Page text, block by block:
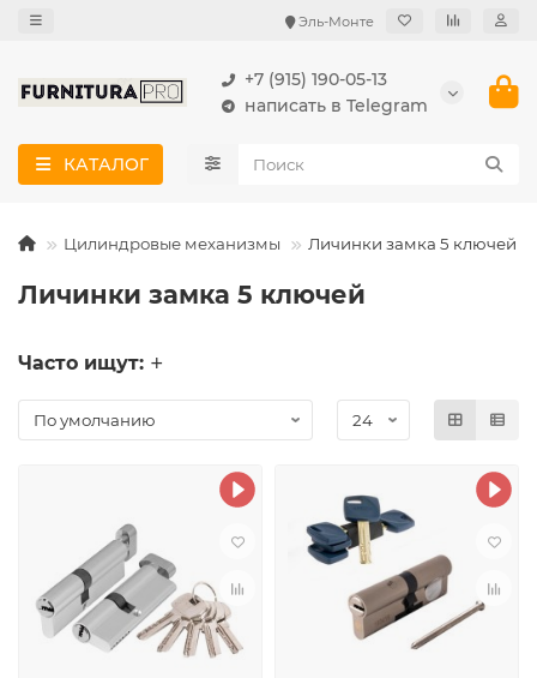
Эль-Монте
+7 (915) 190-05-13
написать в Telegram
КАТАЛОГ
Цилиндровые механизмы Личинки замка 5 ключей
Личинки замка 5 ключей
Часто ищут: